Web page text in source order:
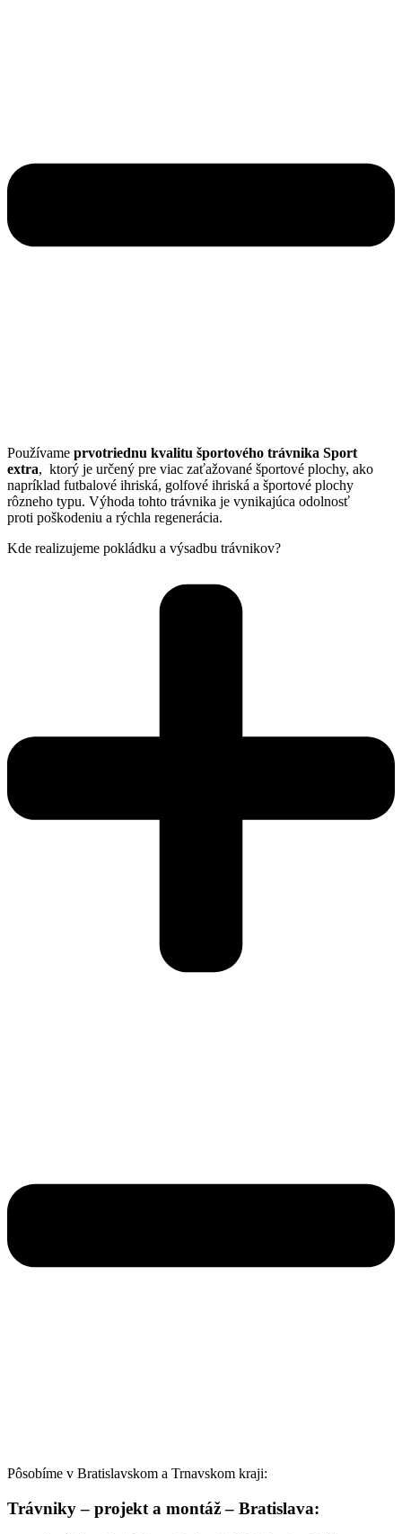
Používame prvotriednu kvalitu športového trávnika Sport
extra, ktorý je určený pre viac zaťažované športové plochy, ako
napríklad futbalové ihriská, golfové ihriská a športové plochy
rôzneho typu. Výhoda tohto trávnika je vynikajúca odolnosť
proti poškodeniu a rýchla regenerácia.
Kde realizujeme pokládku a výsadbu trávnikov?
Pôsobíme v Bratislavskom a Trnavskom kraji:
Trávniky – projekt a montáž – Bratislava: